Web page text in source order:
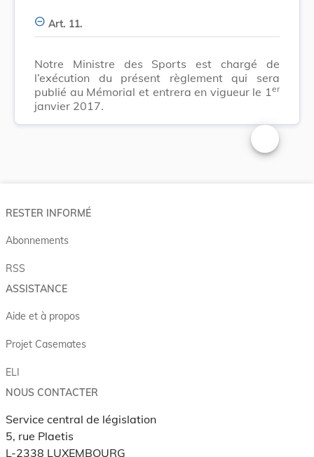
Art. 11.
Notre Ministre des Sports est chargé de
l’exécution du présent règlement qui sera
publié au Mémorial et entrera en vigueur le 1 er
janvier 2017.
Changer la
RESTER INFORMÉ
Abonnements
RSS
ASSISTANCE
Aide et à propos
Projet Casemates
ELI
NOUS CONTACTER
Service central de législation
5, rue Plaetis
L-2338 LUXEMBOURG